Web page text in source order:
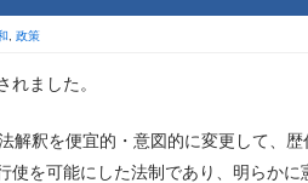
政策
ました。
解釈を便宜的・意図的に変更して、
使を可能にした法制であり、明らか